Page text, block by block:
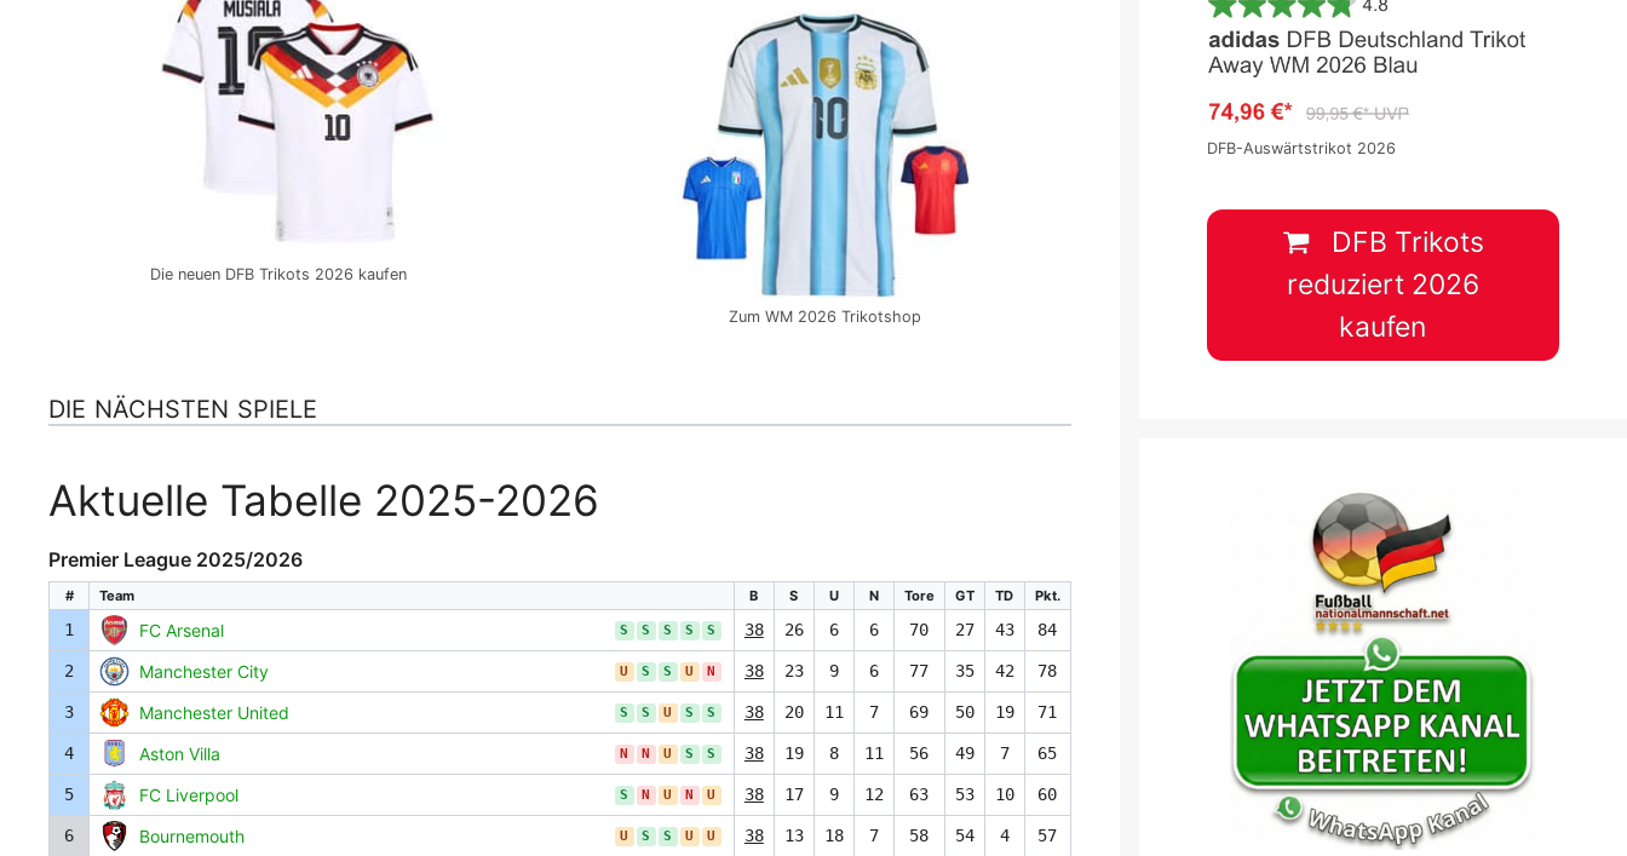
Die neuen DFB Trikots 2026 kaufen
Zum WM 2026 Trikotshop
DIE NÄCHSTEN SPIELE
Aktuelle Tabelle 2025-2026
Premier League 2025/2026
# Team B S U N Tore GT TD Pkt.
1 FC Arsenal S S S S S 38 26 6 6 70 27 43 84
2 Manchester City U S S U N 38 23 9 6 77 35 42 78
3 Manchester United S S U S S 38 20 11 7 69 50 19 71
4 Aston Villa N N U S S 38 19 8 11 56 49 7 65
5 FC Liverpool S N U N U 38 17 9 12 63 53 10 60
6 Bournemouth U S S U U 38 13 18 7 58 54 4 57
DFB-Auswärtstrikot 2026
DFB Trikots
reduziert 2026
kaufen